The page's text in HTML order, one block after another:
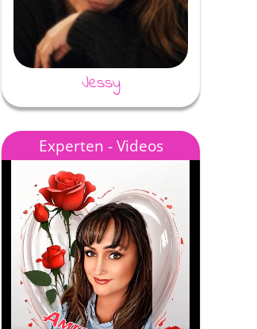
Nana Gipsy Spirit
Jessy
Experten - Videos